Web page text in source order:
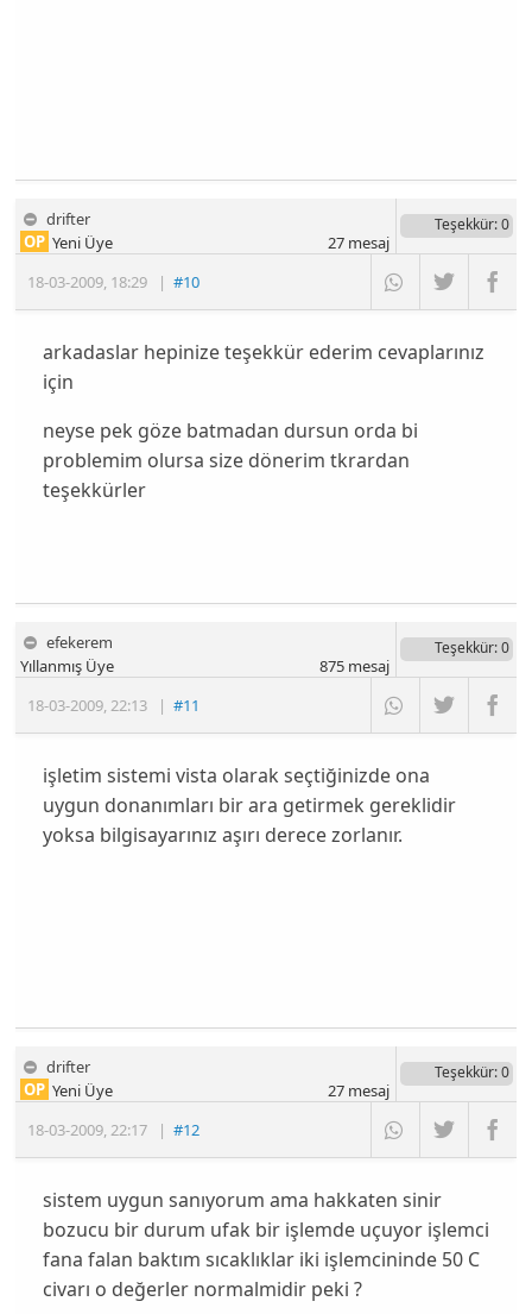
drifter
18-03-2009, 18:29 |#10
OP Yeni Üye
Teşekkür: 0
27mesaj
arkadaslar hepinize teşekkür ederim cevaplarınız
için
neyse pek göze batmadan dursun orda bi
problemim olursa size dönerim tkrardan
teşekkürler
efekerem
18-03-2009,22:13 |#11
Yıllanmış Üye
Teşekkür: 0
875mesaj
işletim sistemi vista olarak seçtiğinizde ona
uygun donanımları bir ara getirmek gereklidir
yoksa bilgisayarınız aşırı derece zorlanır.
drifter
18-03-2009,22:17 |#12
OP Yeni Üye
Teşekkür: 0
27mesaj
sistem uygun sanıyorum ama hakkaten sinir
bozucu bir durum ufak bir işlemde uçuyor işlemci
fana falan baktım sıcaklıklar iki işlemcininde 50 C
civarı o değerler normalmidir peki ?